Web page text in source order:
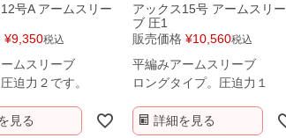
号A アームスリー
¥9,350税込
ムスリーブ
迫力２です。
見る
アックス15号 アームスリー
ブ 圧1
販売価格 ¥10,560税込
平編みアームスリーブ
ロングタイプ。圧迫力１
詳細を見る